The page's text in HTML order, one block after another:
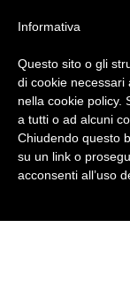
i
Informativa
Questo sito o gli
di cookie necessari
nella cookie policy.
a tutti o ad alcuni
Chiudendo questo
su un link o
acconsenti all’uso